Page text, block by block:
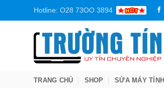
Hotline: O28 73OO 3894
TRANG CHỦ SHOP SỬA MÁY TÍNH